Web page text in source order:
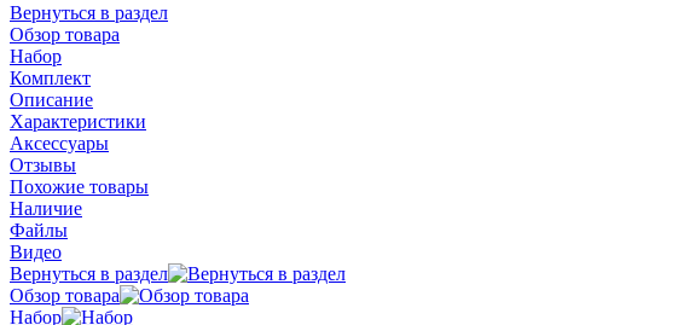
Вернуться в раздел
Обзор товара
Набор
Комплект
Описание
Характеристики
Аксессуары
Отзывы
Похожие товары
Наличие
Файлы
Видео
Вернуться в раздел
Обзор товара
Набор